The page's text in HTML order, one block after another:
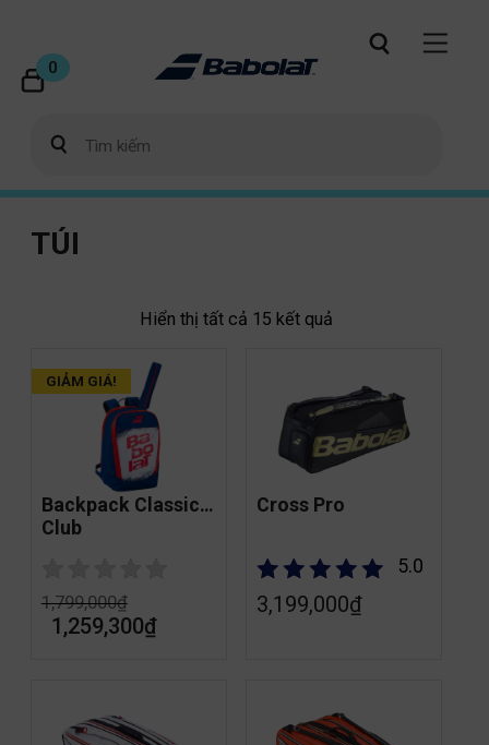
0
TÚI
Hiển thị tất cả 15 kết quả
GIẢM GIÁ!
Backpack Classic
Club
1,799,000₫
1,259,300₫
Cross Pro
5.0
3,199,000₫